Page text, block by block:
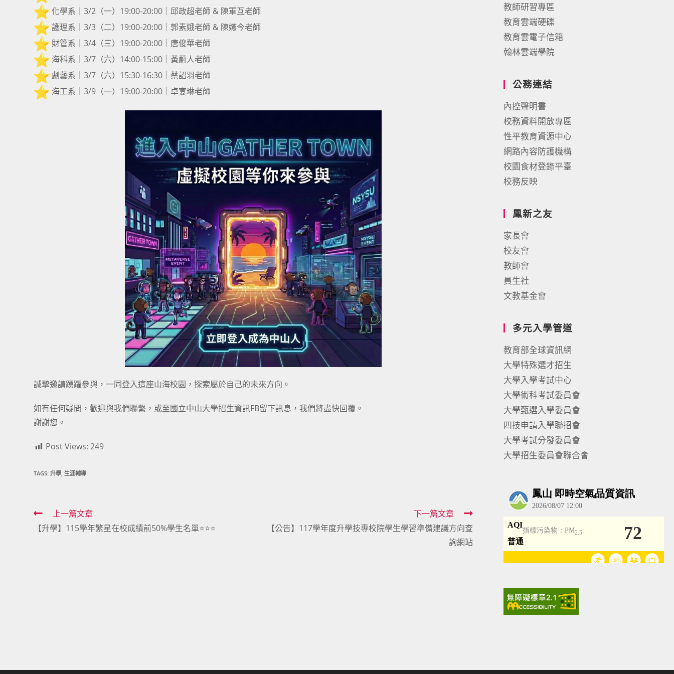
️ 化學系｜3/2（一）19:00-20:00｜邱政超老師 & 陳軍互老師
️ 護理系｜3/3（二）19:00-20:00｜郭素娥老師 & 陳嬿今老師
️ 財管系｜3/4（三）19:00-20:00｜唐俊華老師
️ 海科系｜3/7（六）14:00-15:00｜黃蔚人老師
️ 劇藝系｜3/7（六）15:30-16:30｜蔡詔羽老師
️ 海工系｜3/9（一）19:00-20:00｜卓宴琳老師
誠摯邀請踴躍參與，一同登入這座山海校園，探索屬於自己的未來方向。
如有任何疑問，歡迎與我們聯繫，或至國立中山大學招生資訊FB留下訊息，我們將盡快回覆。
謝謝您。
Post Views: 249
TAGS:升學, 生涯輔導
Read
more
上一篇文章
【升學】115學年繁星在校成績前50%學生名單⭐⭐⭐
下一篇文章
【公告】117學年度升學技專校院學生學習準備建議方向查
詢網站
教師研習專區
教育雲端硬碟
教育雲電子信箱
翰林雲端學院
公務連結
內控聲明書
校務資料開放專區
性平教育資源中心
網路內容防護機構
校園食材登錄平臺
校務反映
鳳新之友
家長會
校友會
教師會
員生社
文教基金會
多元入學管道
教育部全球資訊網
大學特殊選才招生
大學入學考試中心
大學術科考試委員會
大學甄選入學委員會
四技申請入學聯招會
大學考試分發委員會
大學招生委員會聯合會